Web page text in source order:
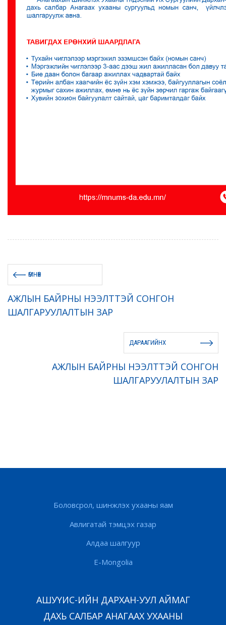
ӨМНӨХ
АЖЛЫН БАЙРНЫ НЭЭЛТТЭЙ СОНГОН
ШАЛГАРУУЛАЛТЫН ЗАР
ДАРААГИЙНХ
АЖЛЫН БАЙРНЫ НЭЭЛТТЭЙ СОНГОН
ШАЛГАРУУЛАЛТЫН ЗАР
Боловсрол, шинжлэх ухааны яам
Авлигатай тэмцэх газар
Алдаа шалгуур
E-Mongolia
АШУҮИС-ИЙН ДАРХАН-УУЛ АЙМАГ
ДАХЬ САЛБАР АНАГААХ УХААНЫ